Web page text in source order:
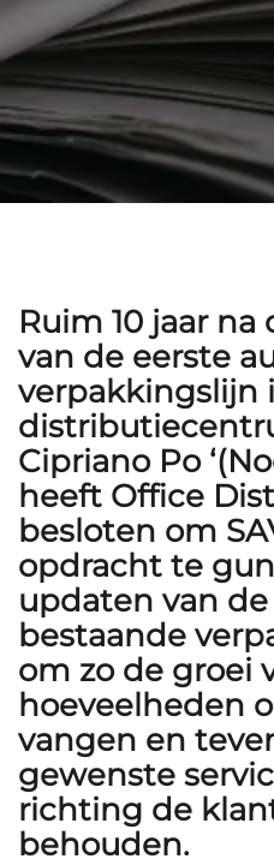
Ruim 10 jaar
van de eerste
verpakkingslijn
Cipriano Po
heeft Office
besloten om
opdracht te
updaten van
bestaande
om zo de groei
hoeveelheden
vangen en
gewenste
richting de
behouden.